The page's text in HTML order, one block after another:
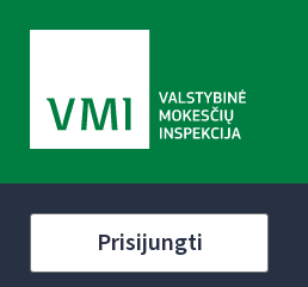
Prisijungti